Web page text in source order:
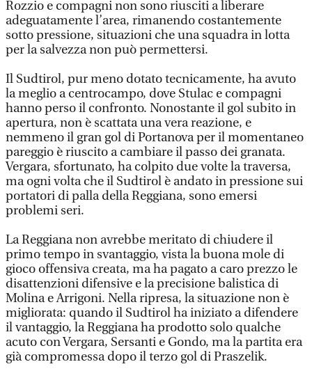
Rozzio e compagni non sono riusciti a liberare
adeguatamente l’area, rimanendo costantemente
sotto pressione, situazioni che una squadra in lotta
per la salvezza non può permettersi.
Il Sudtirol, pur meno dotato tecnicamente, ha avuto
la meglio a centrocampo, dove Stulac e compagni
hanno perso il confronto. Nonostante il gol subito in
apertura, non è scattata una vera reazione, e
nemmeno il gran gol di Portanova per il momentaneo
pareggio è riuscito a cambiare il passo dei granata.
Vergara, sfortunato, ha colpito due volte la traversa,
ma ogni volta che il Sudtirol è andato in pressione sui
portatori di palla della Reggiana, sono emersi
problemi seri.
La Reggiana non avrebbe meritato di chiudere il
primo tempo in svantaggio, vista la buona mole di
gioco offensiva creata, ma ha pagato a caro prezzo le
disattenzioni difensive e la precisione balistica di
Molina e Arrigoni. Nella ripresa, la situazione non è
migliorata: quando il Sudtirol ha iniziato a difendere
il vantaggio, la Reggiana ha prodotto solo qualche
acuto con Vergara, Sersanti e Gondo, ma la partita era
già compromessa dopo il terzo gol di Praszelik.